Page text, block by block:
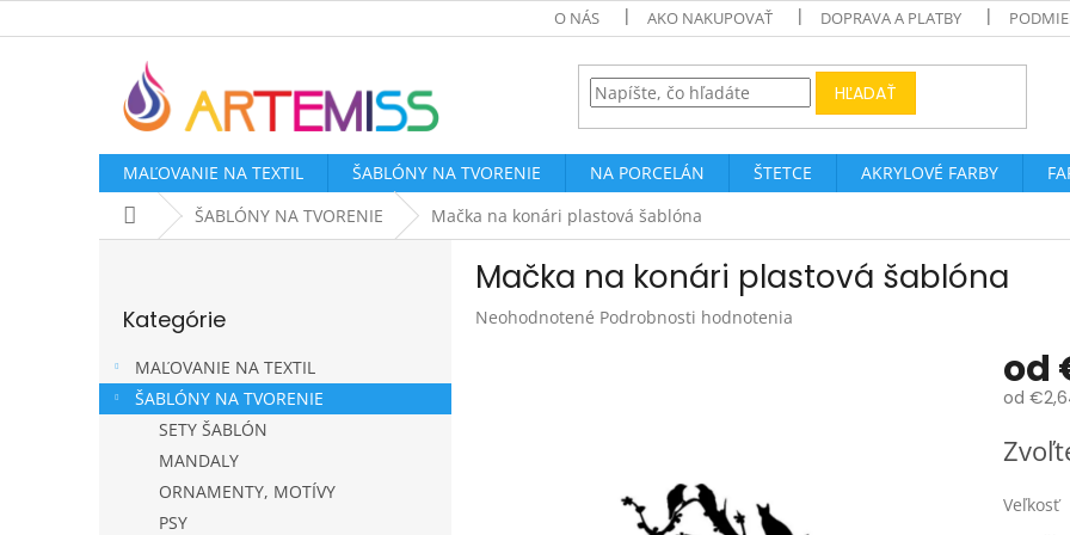
na
O NÁS AKO NAKUPOVAŤ DOPRAVA A PLATBY
HĽADAŤ
MAĽOVANIE NA TEXTIL ŠABLÓNY NA TVORENIE NA PORCELÁN ŠTETCE AKRYLOVÉ FARBY
DomovŠABLÓNY NA TVORENIE Mačka na konári plastová šablóna
p
a
kategórie
Kategórie
MAĽOVANIE NA TEXTIL
ŠABLÓNY NA TVORENIE
SETY ŠABLÓN
MANDALY
ORNAMENTY, MOTÍVY
PSY
Mačka na konári plastová šablóna
Priemerné
Neohodnotené Podrobnosti hodnotenia
od
od
cena:
Veľkosť